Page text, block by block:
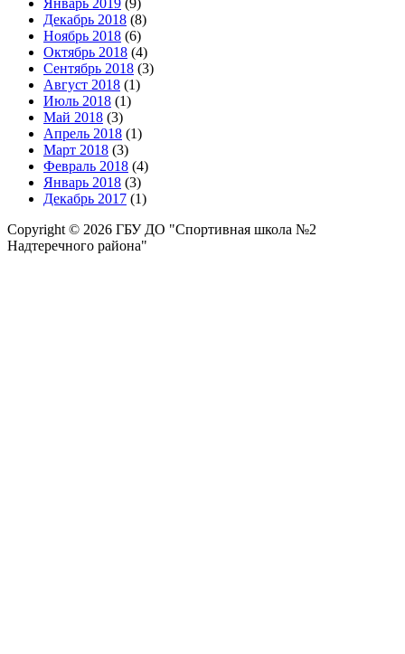
Январь 2019 (9)
Декабрь 2018 (8)
Ноябрь 2018 (6)
Октябрь 2018 (4)
Сентябрь 2018 (3)
Август 2018 (1)
Июль 2018 (1)
Май 2018 (3)
Апрель 2018 (1)
Март 2018 (3)
Февраль 2018 (4)
Январь 2018 (3)
Декабрь 2017 (1)
Copyright © 2026 ГБУ ДО "Спортивная школа №2
Надтеречного района"